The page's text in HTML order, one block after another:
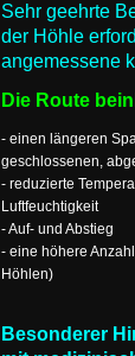
Sehr geehrte
der Höhle
angemessene
Die Route
- einen längeren
geschlossenen,
- reduzierte
Luftfeuchtigkeit
- Auf- und Abstieg
- eine höhere
Höhlen)
Besonderer